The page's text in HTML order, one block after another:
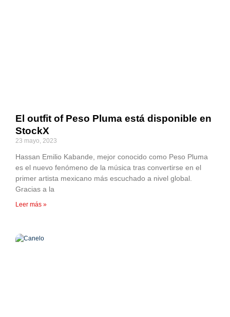
El outfit of Peso Pluma está disponible en
StockX
23 mayo, 2023
Hassan Emilio Kabande, mejor conocido como Peso Pluma
es el nuevo fenómeno de la música tras convertirse en el
primer artista mexicano más escuchado a nivel global.
Gracias a la
Leer más »